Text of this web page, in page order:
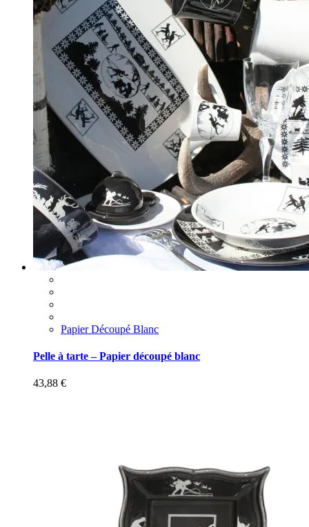
Papier Découpé Blanc
Pelle à tarte – Papier découpé blanc
43,88 €